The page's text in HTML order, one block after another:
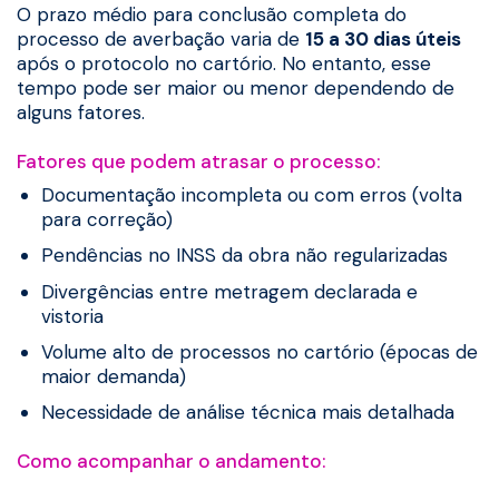
O prazo médio para conclusão completa do
processo de averbação varia de 15 a 30 dias úteis
após o protocolo no cartório. No entanto, esse
tempo pode ser maior ou menor dependendo de
alguns fatores.
Fatores que podem atrasar o processo:
Documentação incompleta ou com erros (volta
para correção)
Pendências no INSS da obra não regularizadas
Divergências entre metragem declarada e
vistoria
Volume alto de processos no cartório (épocas de
maior demanda)
Necessidade de análise técnica mais detalhada
Como acompanhar o andamento: